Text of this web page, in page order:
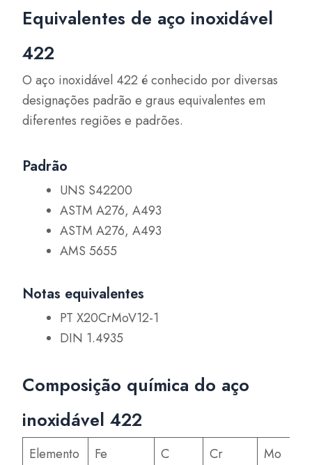
Equivalentes de aço inoxidável
422
O aço inoxidável 422 é conhecido por diversas
designações padrão e graus equivalentes em
diferentes regiões e padrões.
Padrão
UNS S42200
ASTM A276, A493
ASTM A276, A493
AMS 5655
Notas equivalentes
PT X20CrMoV12-1
DIN 1.4935
Composição química do aço
inoxidável 422
Elemento Fe C Cr Mo